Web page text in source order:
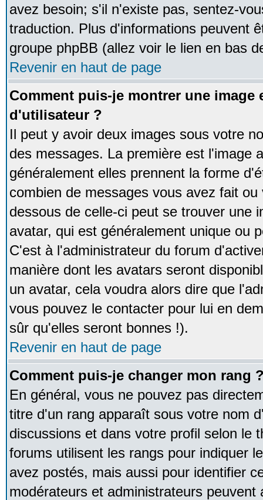
avez besoin; s'il n'existe pas, sentez-
traduction. Plus d'informations peuvent
groupe phpBB (allez voir le lien en bas
Revenir en haut de page
Comment puis-je montrer une image
d'utilisateur ?
Il peut y avoir deux images sous votre
des messages. La première est l'image
généralement elles prennent la forme
combien de messages vous avez fait
dessous de celle-ci peut se trouver une
avatar, qui est généralement unique ou
C'est à l'administrateur du forum
manière dont les avatars seront
un avatar, cela voudra alors dire que
vous pouvez le contacter pour lui en
sûr qu'elles seront bonnes !).
Revenir en haut de page
Comment puis-je changer mon rang
En général, vous ne pouvez pas
titre d'un rang apparaît sous votre nom
discussions et dans votre profil selon le
forums utilisent les rangs pour indiquer
avez postés, mais aussi pour identifier
modérateurs et administrateurs